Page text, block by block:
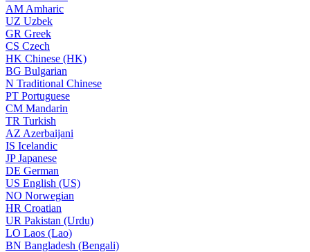
AM Amharic
UZ Uzbek
GR Greek
CS Czech
HK Chinese (HK)
BG Bulgarian
N Traditional Chinese
PT Portuguese
CM Mandarin
TR Turkish
AZ Azerbaijani
IS Icelandic
JPJapanese
DE German
US English (US)
NO Norwegian
HR Croatian
UR Pakistan (Urdu)
LO Laos (Lao)
BN Bangladesh (Bengali)